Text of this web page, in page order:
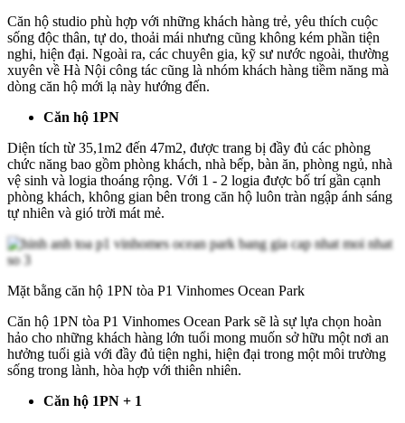
Căn hộ studio phù hợp với những khách hàng trẻ, yêu thích cuộc
sống độc thân, tự do, thoải mái nhưng cũng không kém phần tiện
nghi, hiện đại. Ngoài ra, các chuyên gia, kỹ sư nước ngoài, thường
xuyên về Hà Nội công tác cũng là nhóm khách hàng tiềm năng mà
dòng căn hộ mới lạ này hướng đến.
Căn hộ 1PN
Diện tích từ 35,1m2 đến 47m2, được trang bị đầy đủ các phòng
chức năng bao gồm phòng khách, nhà bếp, bàn ăn, phòng ngủ, nhà
vệ sinh và logia thoáng rộng. Với 1 - 2 logia được bố trí gần cạnh
phòng khách, không gian bên trong căn hộ luôn tràn ngập ánh sáng
tự nhiên và gió trời mát mẻ.
Mặt bằng căn hộ 1PN tòa P1 Vinhomes Ocean Park
Căn hộ 1PN tòa P1 Vinhomes Ocean Park sẽ là sự lựa chọn hoàn
hảo cho những khách hàng lớn tuổi mong muốn sở hữu một nơi an
hưởng tuổi già với đầy đủ tiện nghi, hiện đại trong một môi trường
sống trong lành, hòa hợp với thiên nhiên.
Căn hộ 1PN + 1